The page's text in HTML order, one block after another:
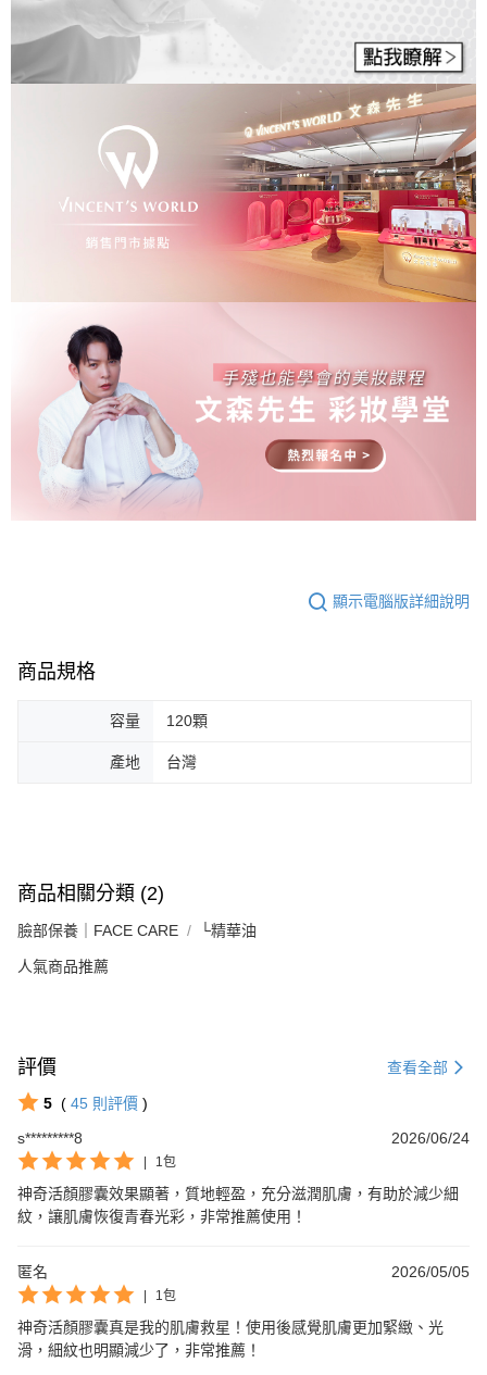
顯示電腦版詳細說明
商品規格
容量 120顆
產地 台灣
商品相關分類 (2)
臉部保養｜FACE CARE └精華油
人氣商品推薦
評價 查看全部
5 ( 45 則評價 )
s*********8
2026/06/24
| 1包
神奇活顏膠囊效果顯著，質地輕盈，充分滋潤肌膚，有助於減少細
紋，讓肌膚恢復青春光彩，非常推薦使用！
匿名 2026/05/05
| 1包
神奇活顏膠囊真是我的肌膚救星！使用後感覺肌膚更加緊緻、光
滑，細紋也明顯減少了，非常推薦！